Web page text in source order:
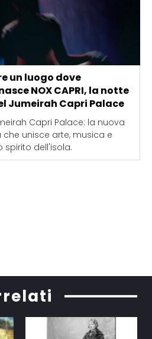
un luogo dove
NOX CAPRI, la notte
Jumeirah Capri Palace
Capri Palace: la nuova
unisce arte, musica e
spirito dell'isola.